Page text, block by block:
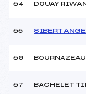
54 DOUAY RIWAN
55 SIBERT ANGE
56
57 BACHELET